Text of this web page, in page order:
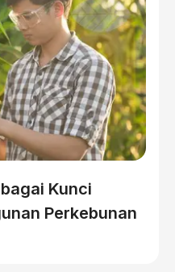
Kunci
Perkebunan